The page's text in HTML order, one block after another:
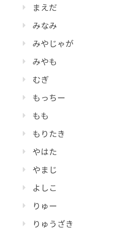
まえだ
みなみ
みやじゃが
みやも
むぎ
もっちー
もも
もりたき
やはた
やまじ
よしこ
りゅー
りゅうざき